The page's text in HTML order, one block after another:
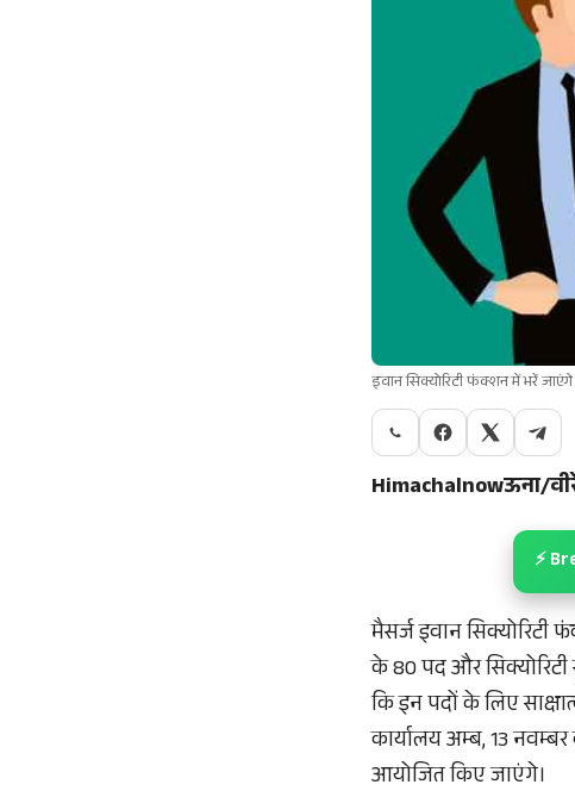
इवान सिक्योरिटी फंक्शन में भरें
Himachalnowऊना/
⚡
मैसर्ज इवान सिक्योरिटी
के 80 पद और
कि इन पदों के लिए
कार्यालय अम्ब, 13
आयोजित किए जाएंगे।